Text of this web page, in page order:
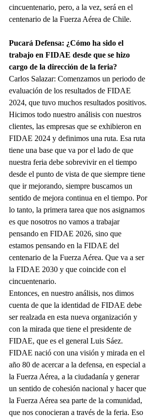
cincuentenario, pero, a la vez, será en el
centenario de la Fuerza Aérea de Chile.
Pucará Defensa: ¿Cómo ha sido el
trabajo en FIDAE desde que se hizo
cargo de la dirección de la feria?
Carlos Salazar: Comenzamos un periodo de
evaluación de los resultados de FIDAE
2024, que tuvo muchos resultados positivos.
Hicimos todo nuestro análisis con nuestros
clientes, las empresas que se exhibieron en
FIDAE 2024 y definimos una ruta. Esa ruta
tiene una base que va por el lado de que
nuestra feria debe sobrevivir en el tiempo
desde el punto de vista de que siempre tiene
que ir mejorando, siempre buscamos un
sentido de mejora continua en el tiempo. Por
lo tanto, la primera tarea que nos asignamos
es que nosotros no vamos a trabajar
pensando en FIDAE 2026, sino que
estamos pensando en la FIDAE del
centenario de la Fuerza Aérea. Que va a ser
la FIDAE 2030 y que coincide con el
cincuentenario.
Entonces, en nuestro análisis, nos dimos
cuenta de que la identidad de FIDAE debe
ser realzada en esta nueva organización y
con la mirada que tiene el presidente de
FIDAE, que es el general Luis Sáez.
FIDAE nació con una visión y mirada en el
año 80 de acercar a la defensa, en especial a
la Fuerza Aérea, a la ciudadanía y generar
un sentido de cohesión nacional y hacer que
la Fuerza Aérea sea parte de la comunidad,
que nos conocieran a través de la feria. Eso